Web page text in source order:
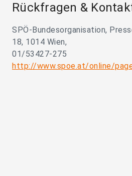
Rückfragen &
SPÖ-Bundesorganisation,
18, 1014 Wien,
01/53427-275
http://www.spoe.at/online/